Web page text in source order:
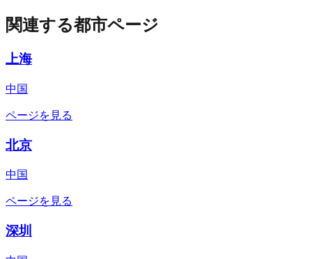
関連する都市ページ
上海
中国
ページを見る
北京
中国
ページを見る
深圳